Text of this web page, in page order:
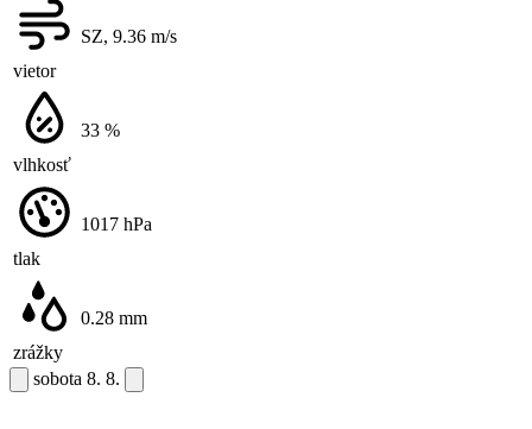
vietor
SZ, 9.36 m/s
vlhkosť
33 %
tlak
1017 hPa
zrážky
0.28 mm
sobota 8. 8.